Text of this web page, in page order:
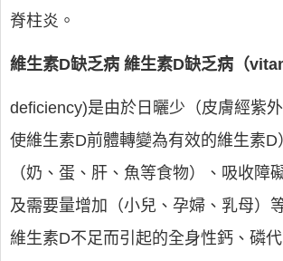
脊柱炎。
維生素D缺乏病 維生素D缺乏病（
deficiency)是由於日曬少（皮膚經紫
使維生素D前體轉變為有效的維生素D
（奶、蛋、肝、魚等食物）、吸收障
及需要量增加（小兒、孕婦、乳母）
維生素D不足而引起的全身性鈣、磷